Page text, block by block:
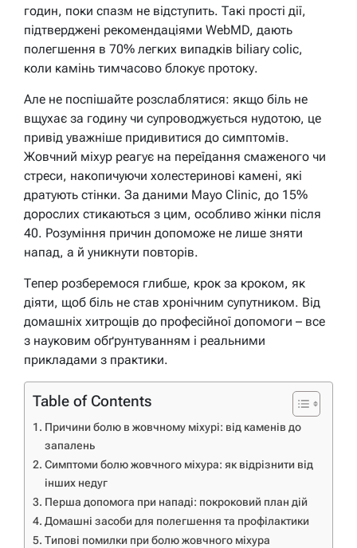
годин, поки спазм не відступить. Такі прості дії,
підтверджені рекомендаціями WebMD, дають
полегшення в 70% легких випадків biliary colic,
коли камінь тимчасово блокує протоку.
Але не поспішайте розслаблятися: якщо біль не
вщухає за годину чи супроводжується нудотою, це
привід уважніше придивитися до симптомів.
Жовчний міхур реагує на переїдання смаженого чи
стреси, накопичуючи холестеринові камені, які
дратують стінки. За даними Mayo Clinic, до 15%
дорослих стикаються з цим, особливо жінки після
40. Розуміння причин допоможе не лише зняти
напад, а й уникнути повторів.
Тепер розберемося глибше, крок за кроком, як
діяти, щоб біль не став хронічним супутником. Від
домашніх хитрощів до професійної допомоги – все
з науковим обґрунтуванням і реальними
прикладами з практики.
Table of Contents
Причини болю в жовчному міхурі: від каменів до
запалень
Симптоми болю жовчного міхура: як відрізнити від
інших недуг
Перша допомога при нападі: покроковий план дій
Домашні засоби для полегшення та профілактики
Типові помилки при болю жовчного міхура